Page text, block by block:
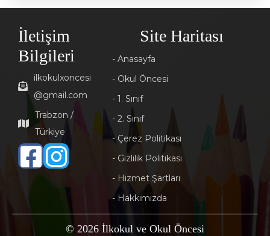
İletişim
Bilgileri
ilkokulxoncesi
@gmail.com
Trabzon /
Türkiye
Site Haritası
- Anasayfa
- Okul Öncesi
- 1. Sınıf
- 2. Sınıf
- Çerez Politikası
- Gizlilik Politikası
- Hizmet Şartları
- Hakkımızda
© 2026 İlkokul ve Okul Öncesi